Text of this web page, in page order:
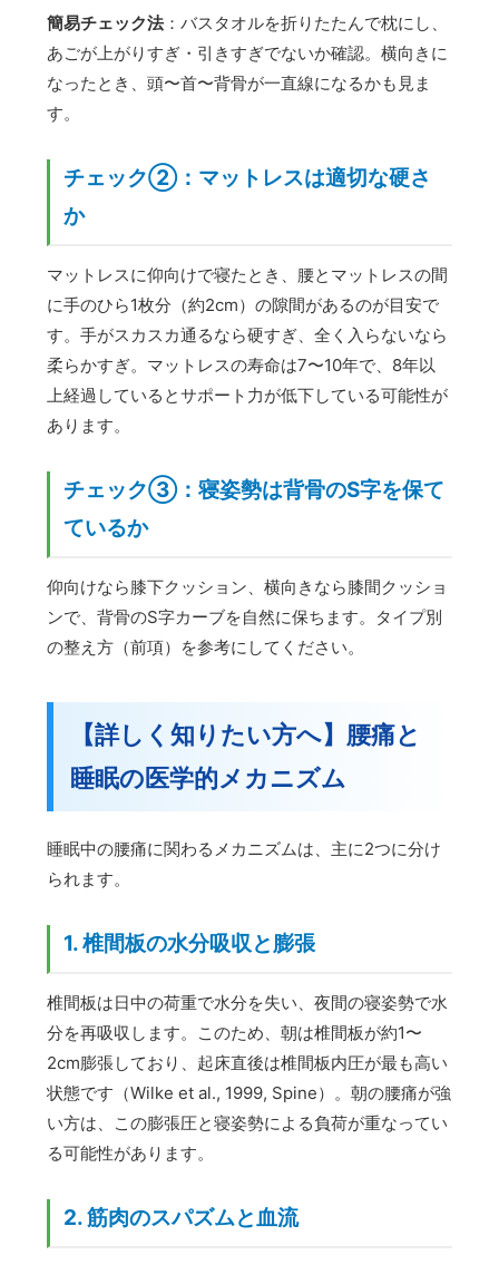
簡易チェック法：バスタオルを折りたたんで枕にし、
あごが上がりすぎ・引きすぎでないか確認。横向きに
なったとき、頭〜首〜背骨が一直線になるかも見ま
す。
チェック②：マットレスは適切な硬さ
か
マットレスに仰向けで寝たとき、腰とマットレスの間
に手のひら1枚分（約2cm）の隙間があるのが目安で
す。手がスカスカ通るなら硬すぎ、全く入らないなら
柔らかすぎ。マットレスの寿命は7〜10年で、8年以
上経過しているとサポート力が低下している可能性が
あります。
チェック③：寝姿勢は背骨のS字を保て
ているか
仰向けなら膝下クッション、横向きなら膝間クッショ
ンで、背骨のS字カーブを自然に保ちます。タイプ別
の整え方（前項）を参考にしてください。
【詳しく知りたい方へ】腰痛と
睡眠の医学的メカニズム
睡眠中の腰痛に関わるメカニズムは、主に2つに分け
られます。
1. 椎間板の水分吸収と膨張
椎間板は日中の荷重で水分を失い、夜間の寝姿勢で水
分を再吸収します。このため、朝は椎間板が約1〜
2cm膨張しており、起床直後は椎間板内圧が最も高い
状態です（Wilke et al., 1999, Spine）。朝の腰痛が強
い方は、この膨張圧と寝姿勢による負荷が重なってい
る可能性があります。
2. 筋肉のスパズムと血流